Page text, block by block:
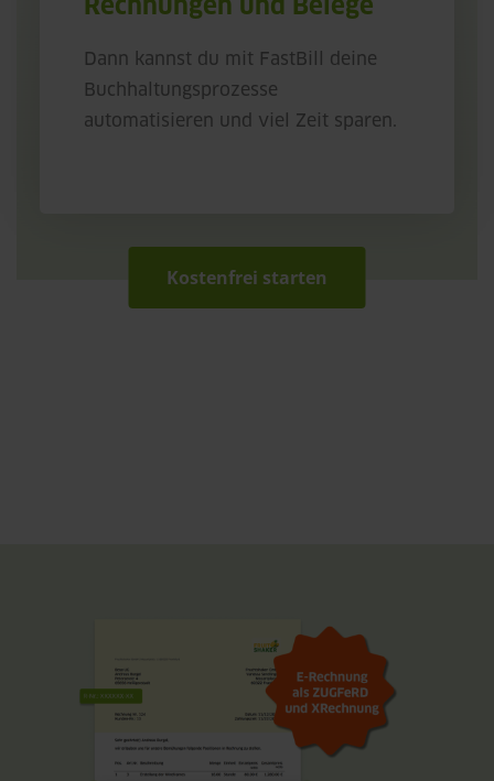
Rechnungen und Belege
Dann kannst du mit FastBill deine
Buchhaltungsprozesse
automatisieren und viel Zeit sparen.
Kostenfrei starten